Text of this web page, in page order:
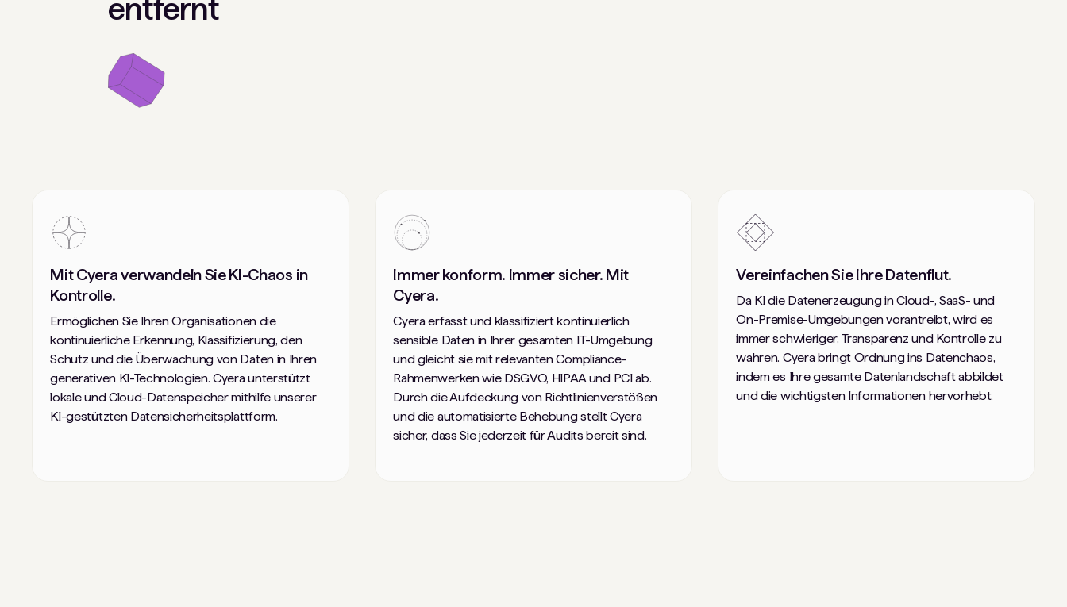
entfernt
Mit Cyera verwandeln Sie KI-Chaos in
Kontrolle.
Ermöglichen Sie Ihren Organisationen die
kontinuierliche Erkennung, Klassifizierung, den
Schutz und die Überwachung von Daten in Ihren
generativen KI-Technologien. Cyera unterstützt
lokale und Cloud-Datenspeicher mithilfe unserer
KI-gestützten Datensicherheitsplattform.
Immer konform. Immer sicher. Mit
Cyera.
Cyera erfasst und klassifiziert kontinuierlich
sensible Daten in Ihrer gesamten IT-Umgebung
und gleicht sie mit relevanten Compliance-
Rahmenwerken wie DSGVO, HIPAA und PCI ab.
Durch die Aufdeckung von Richtlinienverstößen
und die automatisierte Behebung stellt Cyera
sicher, dass Sie jederzeit für Audits bereit sind.
Vereinfachen Sie Ihre Datenflut.
Da KI die Datenerzeugung in Cloud-, SaaS- und
On-Premise-Umgebungen vorantreibt, wird es
immer schwieriger, Transparenz und Kontrolle zu
wahren. Cyera bringt Ordnung ins Datenchaos,
indem es Ihre gesamte Datenlandschaft abbildet
und die wichtigsten Informationen hervorhebt.